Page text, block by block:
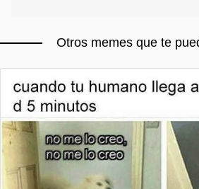
Otros memes que te